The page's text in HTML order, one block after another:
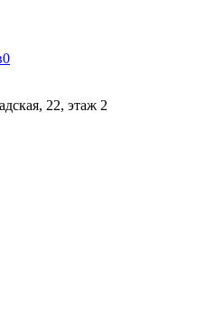
0
22, этаж 2